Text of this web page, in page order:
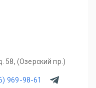
58, (Озерский пр.)
969-98-61